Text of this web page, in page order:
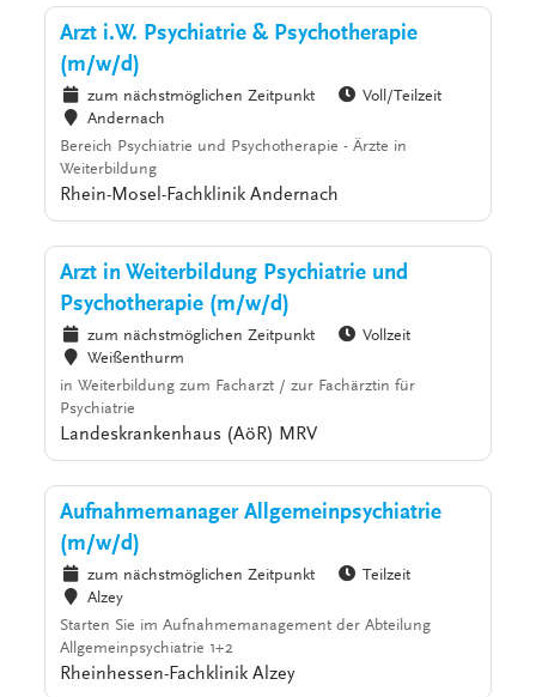
Arzt i.W. Psychiatrie & Psychotherapie
(m/w/d)
zum nächstmöglichen Zeitpunkt
Voll/Teilzeit
Andernach
Bereich Psychiatrie und Psychotherapie - Ärzte in
Weiterbildung
Rhein-Mosel-Fachklinik Andernach
Arzt in Weiterbildung Psychiatrie und
Psychotherapie (m/w/d)
zum nächstmöglichen Zeitpunkt
Vollzeit
Weißenthurm
in Weiterbildung zum Facharzt / zur Fachärztin für
Psychiatrie
Landeskrankenhaus (AöR) MRV
Aufnahmemanager Allgemeinpsychiatrie
(m/w/d)
zum nächstmöglichen Zeitpunkt
Teilzeit
Alzey
Starten Sie im Aufnahmemanagement der Abteilung
Allgemeinpsychiatrie 1+2
Rheinhessen-Fachklinik Alzey